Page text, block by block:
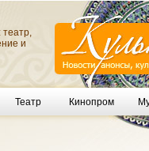
театр,
и
Театр Кинопром